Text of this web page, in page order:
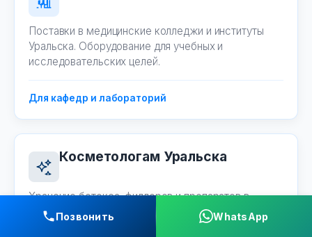
Позвонить WhatsApp
Поставки в медицинские колледжи и институты
Уральска. Оборудование для учебных и
исследовательских целей.
Для кафедр и лабораторий
Косметологам Уральска
Хранение ботокса, филлеров и препаратов в
салонах красоты и косметологических кабинетах